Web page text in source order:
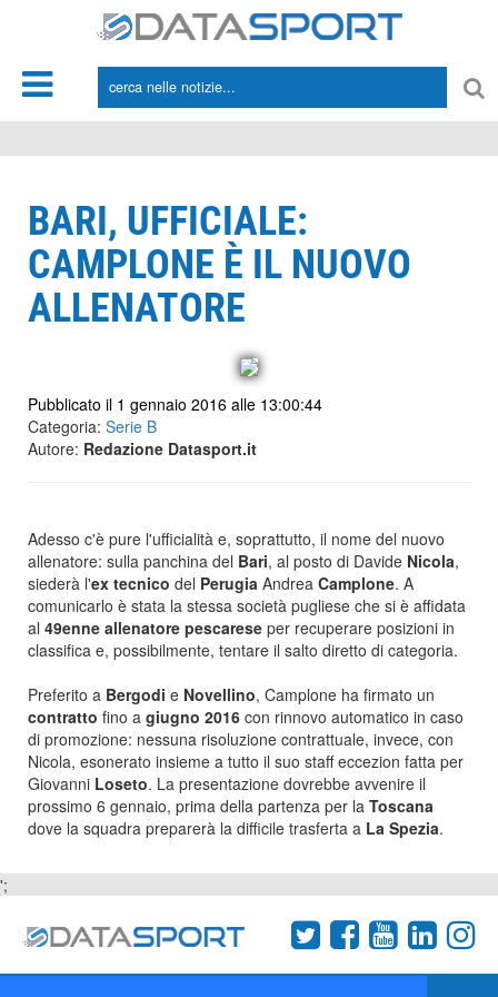
BARI, UFFICIALE:
CAMPLONE È IL NUOVO
ALLENATORE
Pubblicato il 1 gennaio 2016 alle 13:00:44
Categoria: Serie B
Autore: Redazione Datasport.it
Adesso c'è pure l'ufficialità e, soprattutto, il nome del nuovo
allenatore: sulla panchina del Bari, al posto di Davide Nicola,
siederà l'ex tecnico del Perugia Andrea Camplone. A
comunicarlo è stata la stessa società pugliese che si è affidata
al 49enne allenatore pescarese per recuperare posizioni in
classifica e, possibilmente, tentare il salto diretto di categoria.
Preferito a Bergodi e Novellino, Camplone ha firmato un
contratto fino a giugno 2016 con rinnovo automatico in caso
di promozione: nessuna risoluzione contrattuale, invece, con
Nicola, esonerato insieme a tutto il suo staff eccezion fatta per
Giovanni Loseto. La presentazione dovrebbe avvenire il
prossimo 6 gennaio, prima della partenza per la Toscana
dove la squadra preparerà la difficile trasferta a La Spezia.
';